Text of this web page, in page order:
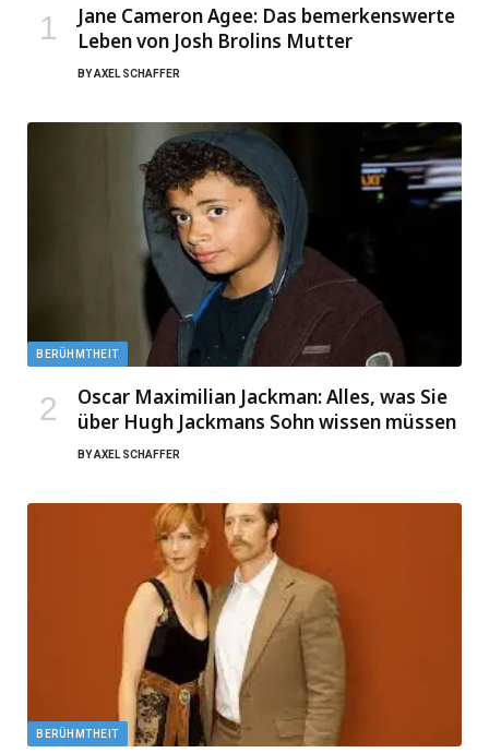
Jane Cameron Agee: Das bemerkenswerte
Leben von Josh Brolins Mutter
BYAXEL SCHAFFER
BERÜHMTHEIT
Oscar Maximilian Jackman: Alles, was Sie
über Hugh Jackmans Sohn wissen müssen
BYAXEL SCHAFFER
BERÜHMTHEIT